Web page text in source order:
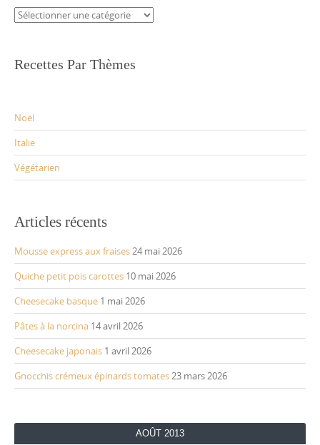
Catégories
Recettes Par Thèmes
Noël
Italie
Végétarien
Articles récents
Mousse express aux fraises24 mai 2026
Quiche petit pois carottes 10 mai 2026
Cheesecake basque 1 mai 2026
Pâtes à la norcina 14 avril 2026
Cheesecake japonais 1 avril 2026
Gnocchis crémeux épinards tomates23 mars 2026
AOÛT 2013